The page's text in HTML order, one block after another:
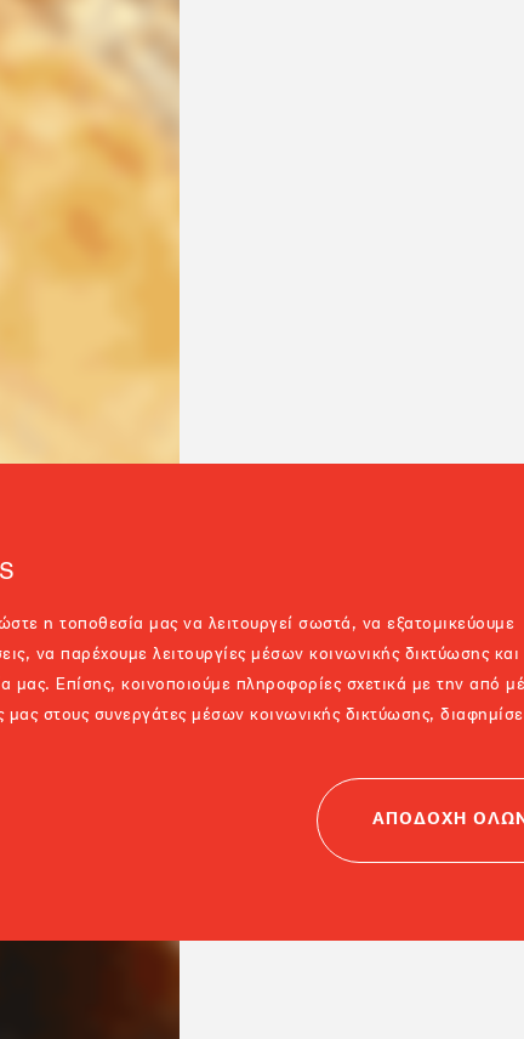
η τοποθεσία μας να λειτουργεί σωστά, να εξατομικεύουμε
να παρέχουμε λειτουργίες μέσων κοινωνικής δικτύωσης και
μας. Επίσης, κοινοποιούμε πληροφορίες σχετικά με την από
μας στους συνεργάτες μέσων κοινωνικής δικτύωσης,
ΑΠΟΔΟΧΗ ΟΛΩΝ